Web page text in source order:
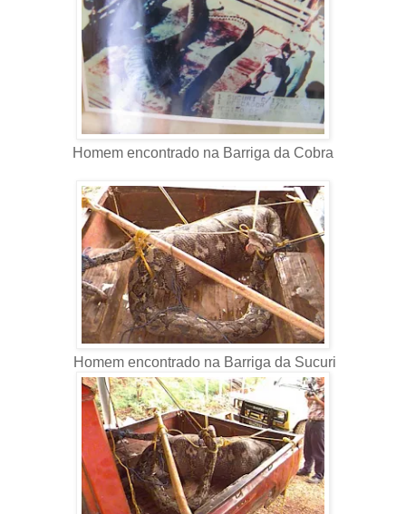
Homem encontrado na Barriga da Cobra
Homem encontrado na Barriga da Sucuri